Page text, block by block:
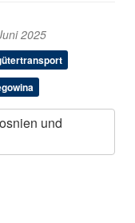
2025
und